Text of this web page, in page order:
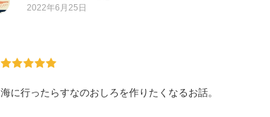
2022年6月25日
海に行ったらすなのおしろを作りたくなるお話。